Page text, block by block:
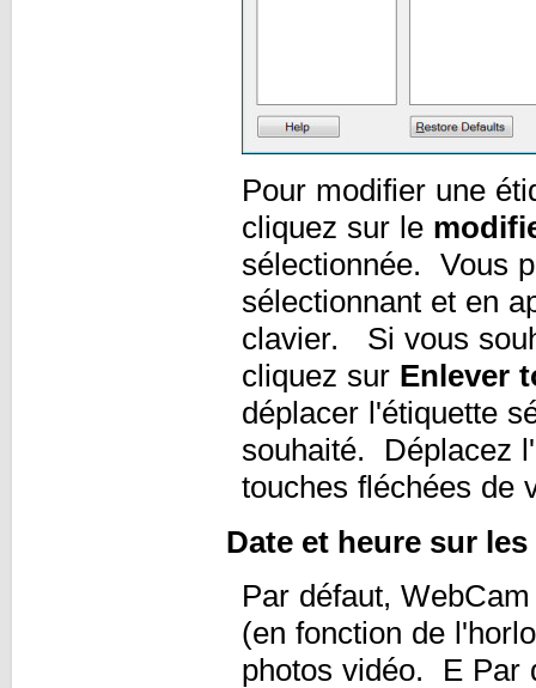
Pour modifier une
cliquez sur le
sélectionnée. Vous
sélectionnant et en
clavier. Si vous
cliquez sur Enlever
déplacer l'étiquette
souhaité. Déplacez
touches fléchées de
Date et heure sur
Par défaut,
(en fonction de
photos vidéo. E Par